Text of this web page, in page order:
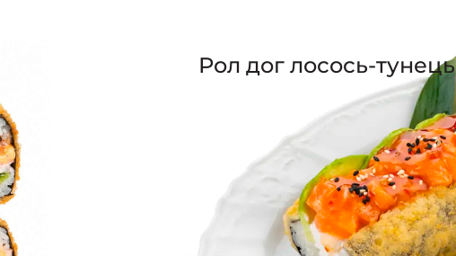
Рол дог лосось-тунець